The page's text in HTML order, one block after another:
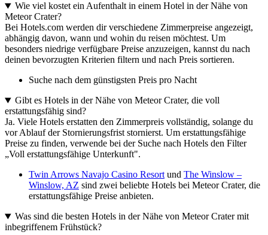
Wie viel kostet ein Aufenthalt in einem Hotel in der Nähe von
Meteor Crater?
Bei Hotels.com werden dir verschiedene Zimmerpreise angezeigt,
abhängig davon, wann und wohin du reisen möchtest. Um
besonders niedrige verfügbare Preise anzuzeigen, kannst du nach
deinen bevorzugten Kriterien filtern und nach Preis sortieren.
Suche nach dem günstigsten Preis pro Nacht
Gibt es Hotels in der Nähe von Meteor Crater, die voll
erstattungsfähig sind?
Ja. Viele Hotels erstatten den Zimmerpreis vollständig, solange du
vor Ablauf der Stornierungsfrist stornierst. Um erstattungsfähige
Preise zu finden, verwende bei der Suche nach Hotels den Filter
„Voll erstattungsfähige Unterkunft".
Twin Arrows Navajo Casino Resortund The Winslow –
Winslow, AZ sind zwei beliebte Hotels bei Meteor Crater, die
erstattungsfähige Preise anbieten.
Was sind die besten Hotels in der Nähe von Meteor Crater mit
inbegriffenem Frühstück?